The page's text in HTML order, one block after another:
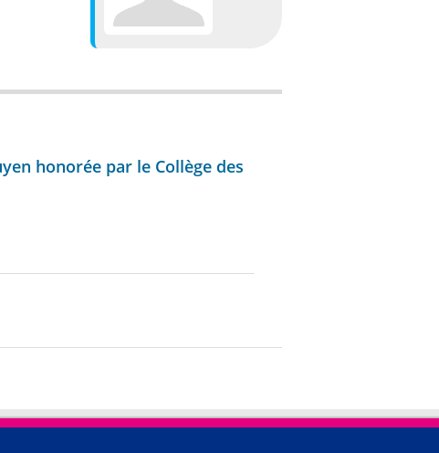
honorée par le Collège des